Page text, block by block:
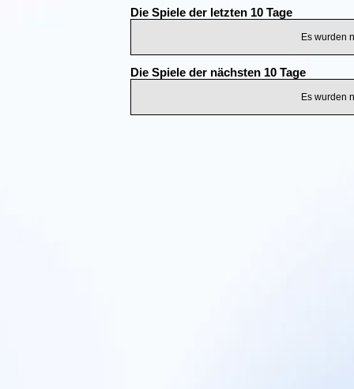
Die Spiele der letzten 10 Tage
Es wurden
Die Spiele der nächsten 10 Tage
Es wurden